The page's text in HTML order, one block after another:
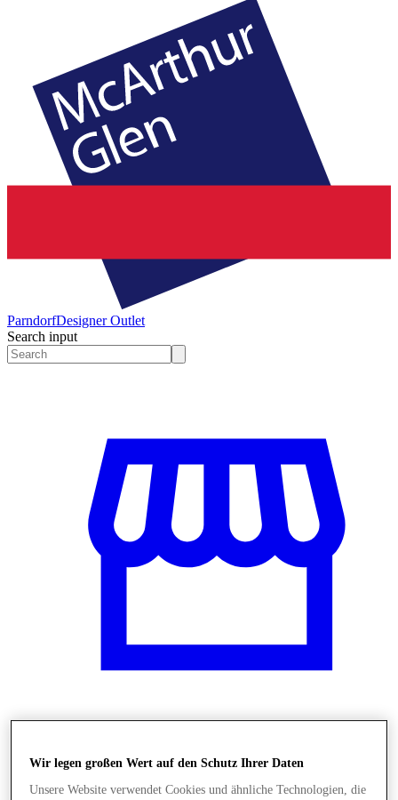
ParndorfDesigner Outlet
Search input
Wir legen großen Wert auf den Schutz Ihrer Daten
Unsere Website verwendet Cookies und ähnliche Technologien, die